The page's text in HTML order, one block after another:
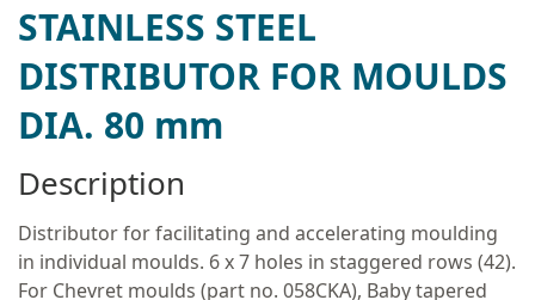
STAINLESS STEEL
DISTRIBUTOR FOR MOULDS
DIA. 80 mm
Description
Distributor for facilitating and accelerating moulding
in individual moulds. 6 x 7 holes in staggered rows (42).
For Chevret moulds (part no. 058CKA), Baby tapered